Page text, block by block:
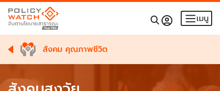
เมนู
สังคม คุณภาพชีวิต